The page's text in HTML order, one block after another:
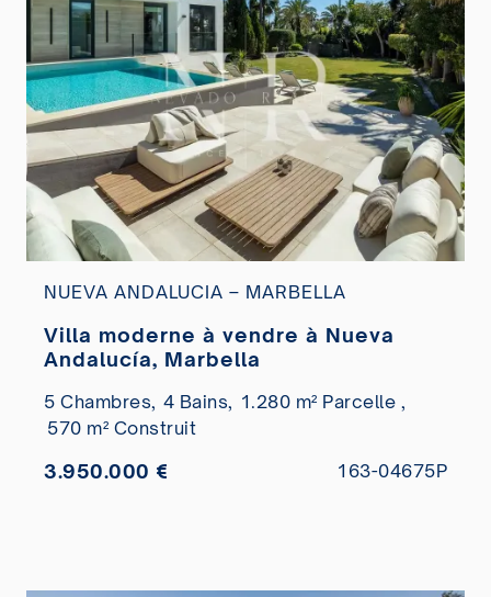
NUEVA ANDALUCIA – MARBELLA
Villa moderne à vendre à Nueva
Andalucía, Marbella
5 Chambres, 4 Bains, 1.280 m² Parcelle ,
570 m² Construit
3.950.000 € 163-04675P